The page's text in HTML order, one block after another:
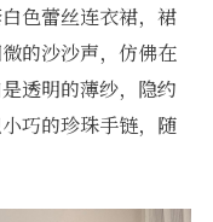
色蕾丝连衣裙，裙
的沙沙声，仿佛在
透明的薄纱，隐约
巧的珍珠手链，随